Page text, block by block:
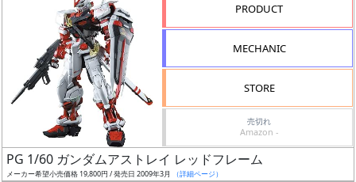
PRODUCT
MECHANIC
STORE
売切れ
Amazon -
PG 1/60 ガンダムアストレイ レッドフレーム
メーカー希望小売価格 19,800円 / 発売日 2009年3月 （詳細ページ）